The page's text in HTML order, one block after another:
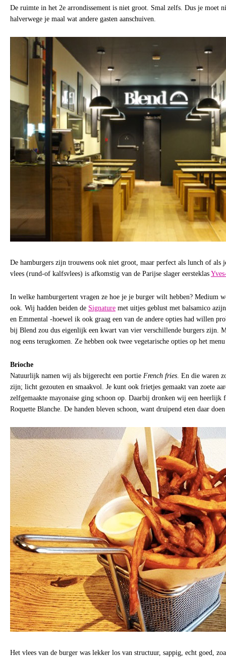
De ruimte in het 2e arrondissement is niet groot. Smal zelfs. Dus je moet
halverwege je maal wat andere gasten aanschuiven.
De hamburgers zijn trouwens ook niet groot, maar perfect als lunch of als
vlees (rund-of kalfsvlees) is afkomstig van de Parijse slager eersteklas
In welke hamburgertent vragen ze hoe je je burger wilt hebben? Medium
ook. Wij hadden beiden de Signature met uitjes geblust met balsamico
en Emmental -hoewel ik ook graag een van de andere opties had willen
bij Blend zou dus eigenlijk een kwart van vier verschillende burgers zijn.
nog eens terugkomen. Ze hebben ook twee vegetarische opties op het
Brioche
Natuurlijk namen wij als bijgerecht een portie French fries. En die waren
zijn; licht gezouten en smaakvol. Je kunt ook frietjes gemaakt van zoete
zelfgemaakte mayonaise ging schoon op. Daarbij dronken wij een
Roquette Blanche. De handen bleven schoon, want druipend eten daar
Het vlees van de burger was lekker los van structuur, sappig, echt goed,